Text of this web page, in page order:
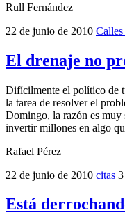
Rull Fernández
22 de junio de 2010 Calles
El drenaje no
Difícilmente el político de
la tarea de resolver el
Domingo, la razón es muy
invertir millones en algo
Rafael Pérez
22 de junio de 2010 citas
Está